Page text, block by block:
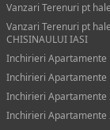
Vanzari Terenuri pt
Vanzari Terenuri pt
CHISINAULUI IASI
Inchirieri Apartamente
Inchirieri Apartamente
Inchirieri Apartamente
Inchirieri Apartamente